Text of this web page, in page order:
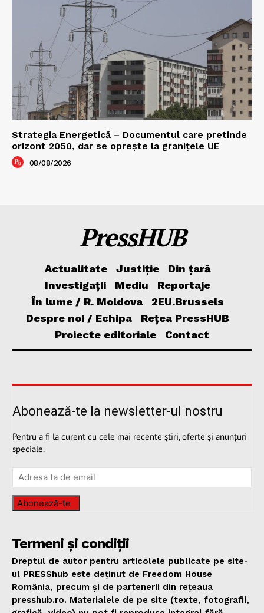
Strategia Energetică – Documentul care pretinde
orizont 2050, dar se oprește la granițele UE
08/08/2026
PressHUB
Actualitate Justiție
Din țară
Investigații
Mediu
Reportaje
În lume / R. Moldova
2EU.Brussels
Despre noi / Echipa
Rețea PressHUB
Proiecte editoriale
Contact
Abonează-te la newsletter-ul nostru
Pentru a fi la curent cu cele mai recente știri, oferte și anunțuri
speciale.
Abonează-te
Termeni și condiții
Dreptul de autor pentru articolele publicate pe site-
ul PRESShub este deținut de Freedom House
România, precum și de partenerii din rețeaua
presshub.ro. Materialele de pe site (texte, fotografii,